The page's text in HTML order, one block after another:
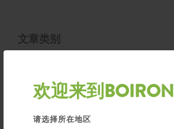
欢迎来到BOIRON
请选择所在地区
文章类别
Wellness Naturally
News
Information